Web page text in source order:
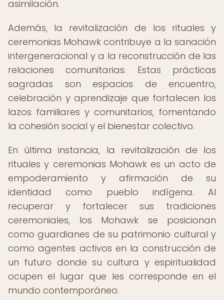
asimilación.
Además, la revitalización de los rituales y
ceremonias Mohawk contribuye a la sanación
intergeneracional y a la reconstrucción de las
relaciones comunitarias. Estas prácticas
sagradas son espacios de encuentro,
celebración y aprendizaje que fortalecen los
lazos familiares y comunitarios, fomentando
la cohesión social y el bienestar colectivo.
En última instancia, la revitalización de los
rituales y ceremonias Mohawk es un acto de
empoderamiento y afirmación de su
identidad como pueblo indígena. Al
recuperar y fortalecer sus tradiciones
ceremoniales, los Mohawk se posicionan
como guardianes de su patrimonio cultural y
como agentes activos en la construcción de
un futuro donde su cultura y espiritualidad
ocupen el lugar que les corresponde en el
mundo contemporáneo.